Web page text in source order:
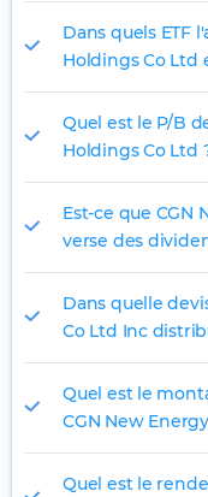
Dans quels ETF
Holdings Co Ltd
Quel est le P/B
Holdings Co Ltd
Est-ce que CGN
verse des
Dans quelle
Co Ltd Inc
Quel est le
CGN New
Quel est le